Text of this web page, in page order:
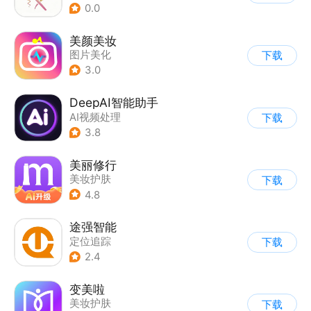
0.0
美颜美妆
图片美化
3.0
下载
DeepAI智能助手
AI视频处理
3.8
下载
美丽修行
美妆护肤
4.8
下载
途强智能
定位追踪
2.4
下载
变美啦
美妆护肤
下载